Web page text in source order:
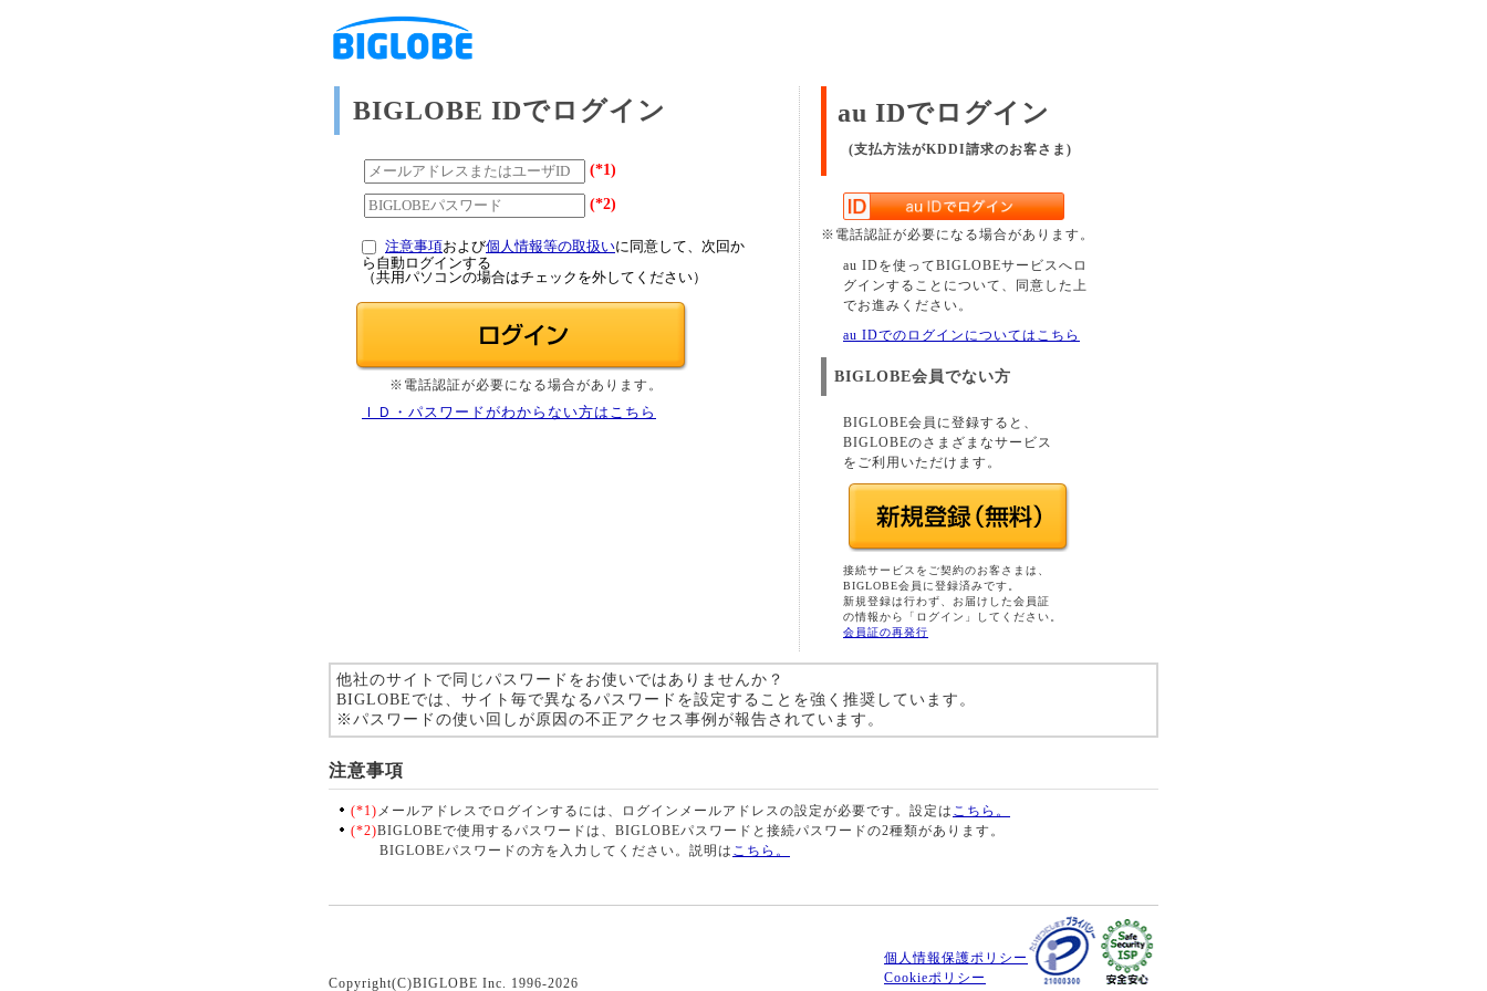
BIGLOBE IDでログイン
(*1)
(*2)
注意事項および個人情報等の取扱いに同意して、次回か
ら自動ログインする
（共用パソコンの場合はチェックを外してください）
※電話認証が必要になる場合があります。
ＩＤ・パスワードがわからない方はこちら
au IDでログイン
(支払方法がKDDI請求のお客さま)
※電話認証が必要になる場合があります。
au IDを使ってBIGLOBEサービスへロ
グインすることについて、同意した上
でお進みください。
au IDでのログインについてはこちら
BIGLOBE会員でない方
BIGLOBE会員に登録すると、
BIGLOBEのさまざまなサービス
をご利用いただけます。
接続サービスをご契約のお客さまは、
BIGLOBE会員に登録済みです。
新規登録は行わず、お届けした会員証
の情報から「ログイン」してください。
会員証の再発行
他社のサイトで同じパスワードをお使いではありませんか？
BIGLOBEでは、サイト毎で異なるパスワードを設定することを強く推奨しています。
※パスワードの使い回しが原因の不正アクセス事例が報告されています。
注意事項
(*1) メールアドレスでログインするには、ログインメールアドレスの設定が必要です。設定は こちら。
(*2)BIGLOBEで使用するパスワードは、BIGLOBEパスワードと接続パスワードの2種類があります。
BIGLOBEパスワードの方を入力してください。説明は こちら。
Copyright(C)BIGLOBE Inc. 1996-2026
個人情報保護ポリシー
Cookieポリシー